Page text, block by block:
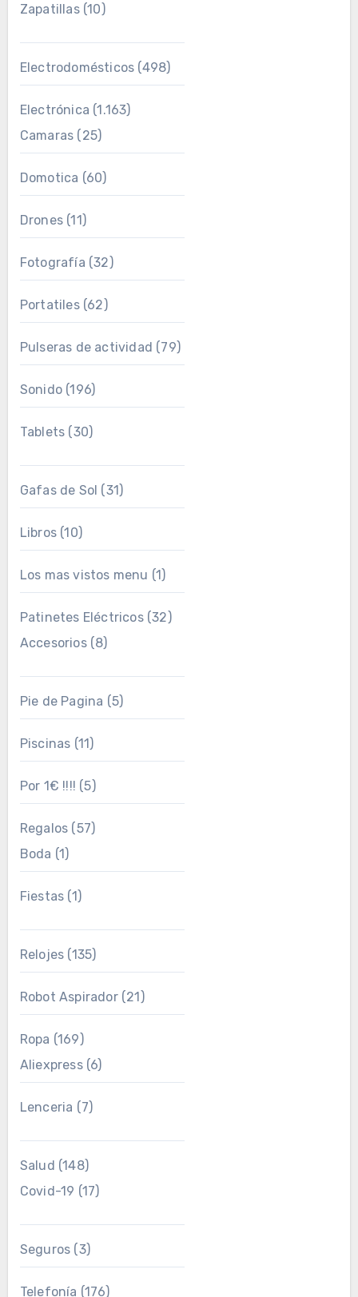
Zapatillas(10)
Electrodomésticos (498)
Electrónica (1.163)
Camaras (25)
Domotica (60)
Drones(11)
Fotografía (32)
Portatiles(62)
Pulseras de actividad (79)
Sonido(196)
Tablets (30)
Gafas de Sol (31)
Libros(10)
Los mas vistos menu (1)
Patinetes Eléctricos(32)
Accesorios(8)
Pie de Pagina (5)
Piscinas (11)
Por 1€ !!!! (5)
Regalos (57)
Boda (1)
Fiestas (1)
Relojes (135)
Robot Aspirador(21)
Ropa (169)
Aliexpress(6)
Lenceria (7)
Salud (148)
Covid-19 (17)
Seguros (3)
Telefonía (176)